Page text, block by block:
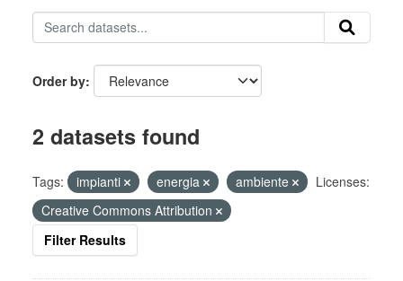
Order by
2 datasets found
Tags: impianti energia ambiente
Licenses:
Creative Commons Attribution
Filter Results